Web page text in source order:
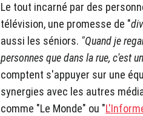
Le tout incarné par des
télévision, une promesse de "
aussi les séniors. "Quand je
personnes que dans la rue, c'est
comptent s'appuyer sur une
synergies avec les autres
comme "Le Monde" ou "